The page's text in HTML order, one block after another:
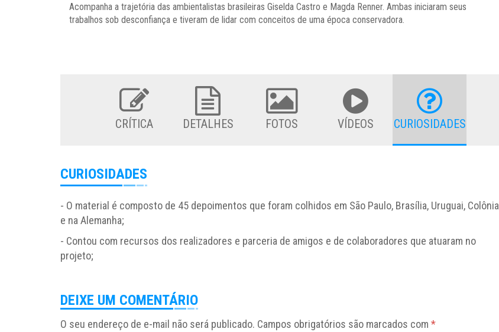
Acompanha a trajetória das ambientalistas brasileiras Giselda Castro e Magda Renner. Ambas iniciaram seus
trabalhos sob desconfiança e tiveram de lidar com conceitos de uma época conservadora.
CRÍTICA DETALHES FOTOS VÍDEOS CURIOSIDADES
CURIOSIDADES
- O material é composto de 45 depoimentos que foram colhidos em São Paulo, Brasília, Uruguai, Colônia
e na Alemanha;
- Contou com recursos dos realizadores e parceria de amigos e de colaboradores que atuaram no
projeto;
DEIXE UM COMENTÁRIO
O seu endereço de e-mail não será publicado. Campos obrigatórios são marcados com *